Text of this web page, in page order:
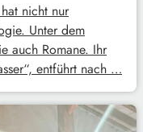
nicht nur
Unter dem
auch Romane. Ihr
entführt nach …